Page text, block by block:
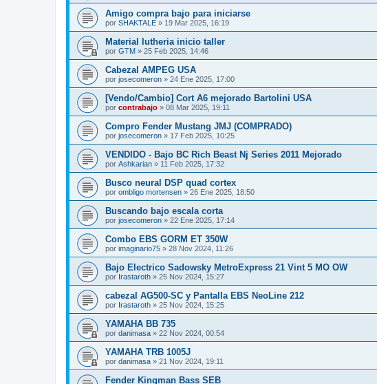
Amigo compra bajo para iniciarse
por SHAKTALE » 19 Mar 2025, 16:19
Material lutheria inicio taller
por GTM » 25 Feb 2025, 14:46
Cabezal AMPEG USA
por josecomeron » 24 Ene 2025, 17:00
[Vendo/Cambio] Cort A6 mejorado Bartolini USA
por contrabajo » 08 Mar 2025, 19:11
Compro Fender Mustang JMJ (COMPRADO)
por josecomeron » 17 Feb 2025, 10:25
VENDIDO - Bajo BC Rich Beast Nj Series 2011 Mejorado
por Ashkarian » 11 Feb 2025, 17:32
Busco neural DSP quad cortex
por ombligo mortensen » 26 Ene 2025, 18:50
Buscando bajo escala corta
por josecomeron » 22 Ene 2025, 17:14
Combo EBS GORM ET 350W
por imaginario75 » 28 Nov 2024, 11:26
Bajo Electrico Sadowsky MetroExpress 21 Vint 5 MO OW
por Irastaroth » 25 Nov 2024, 15:27
cabezal AG500-SC y Pantalla EBS NeoLine 212
por Irastaroth » 25 Nov 2024, 15:25
YAMAHA BB 735
por danimasa » 22 Nov 2024, 00:54
YAMAHA TRB 1005J
por danimasa » 21 Nov 2024, 19:11
Fender Kingman Bass SEB